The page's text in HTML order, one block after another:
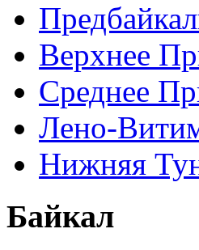
Верхнее
Среднее
Лено-
Нижняя
Байкал